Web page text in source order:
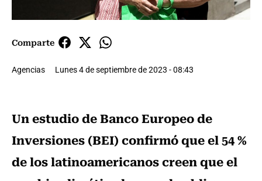
Comparte
Agencias Lunes 4 de septiembre de 2023 - 08:43
Un estudio de Banco Europeo de
Inversiones (BEI) confirmó que el 54 %
de los latinoamericanos creen que el